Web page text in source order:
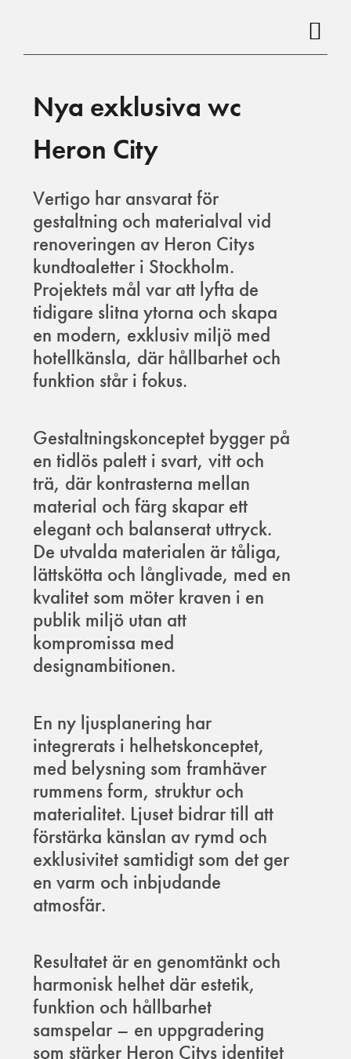
innehåll
Nya exklusiva wc
Heron City
Vertigo har ansvarat för
gestaltning och materialval vid
renoveringen av Heron Citys
kundtoaletter i Stockholm.
Projektets mål var att lyfta de
tidigare slitna ytorna och skapa
en modern, exklusiv miljö med
hotellkänsla, där hållbarhet och
funktion står i fokus.
Gestaltningskonceptet bygger på
en tidlös palett i svart, vitt och
trä, där kontrasterna mellan
material och färg skapar ett
elegant och balanserat uttryck.
De utvalda materialen är tåliga,
lättskötta och långlivade, med en
kvalitet som möter kraven i en
publik miljö utan att
kompromissa med
designambitionen.
En ny ljusplanering har
integrerats i helhetskonceptet,
med belysning som framhäver
rummens form, struktur och
materialitet. Ljuset bidrar till att
förstärka känslan av rymd och
exklusivitet samtidigt som det ger
en varm och inbjudande
atmosfär.
Resultatet är en genomtänkt och
harmonisk helhet där estetik,
funktion och hållbarhet
samspelar – en uppgradering
som stärker Heron Citys identitet